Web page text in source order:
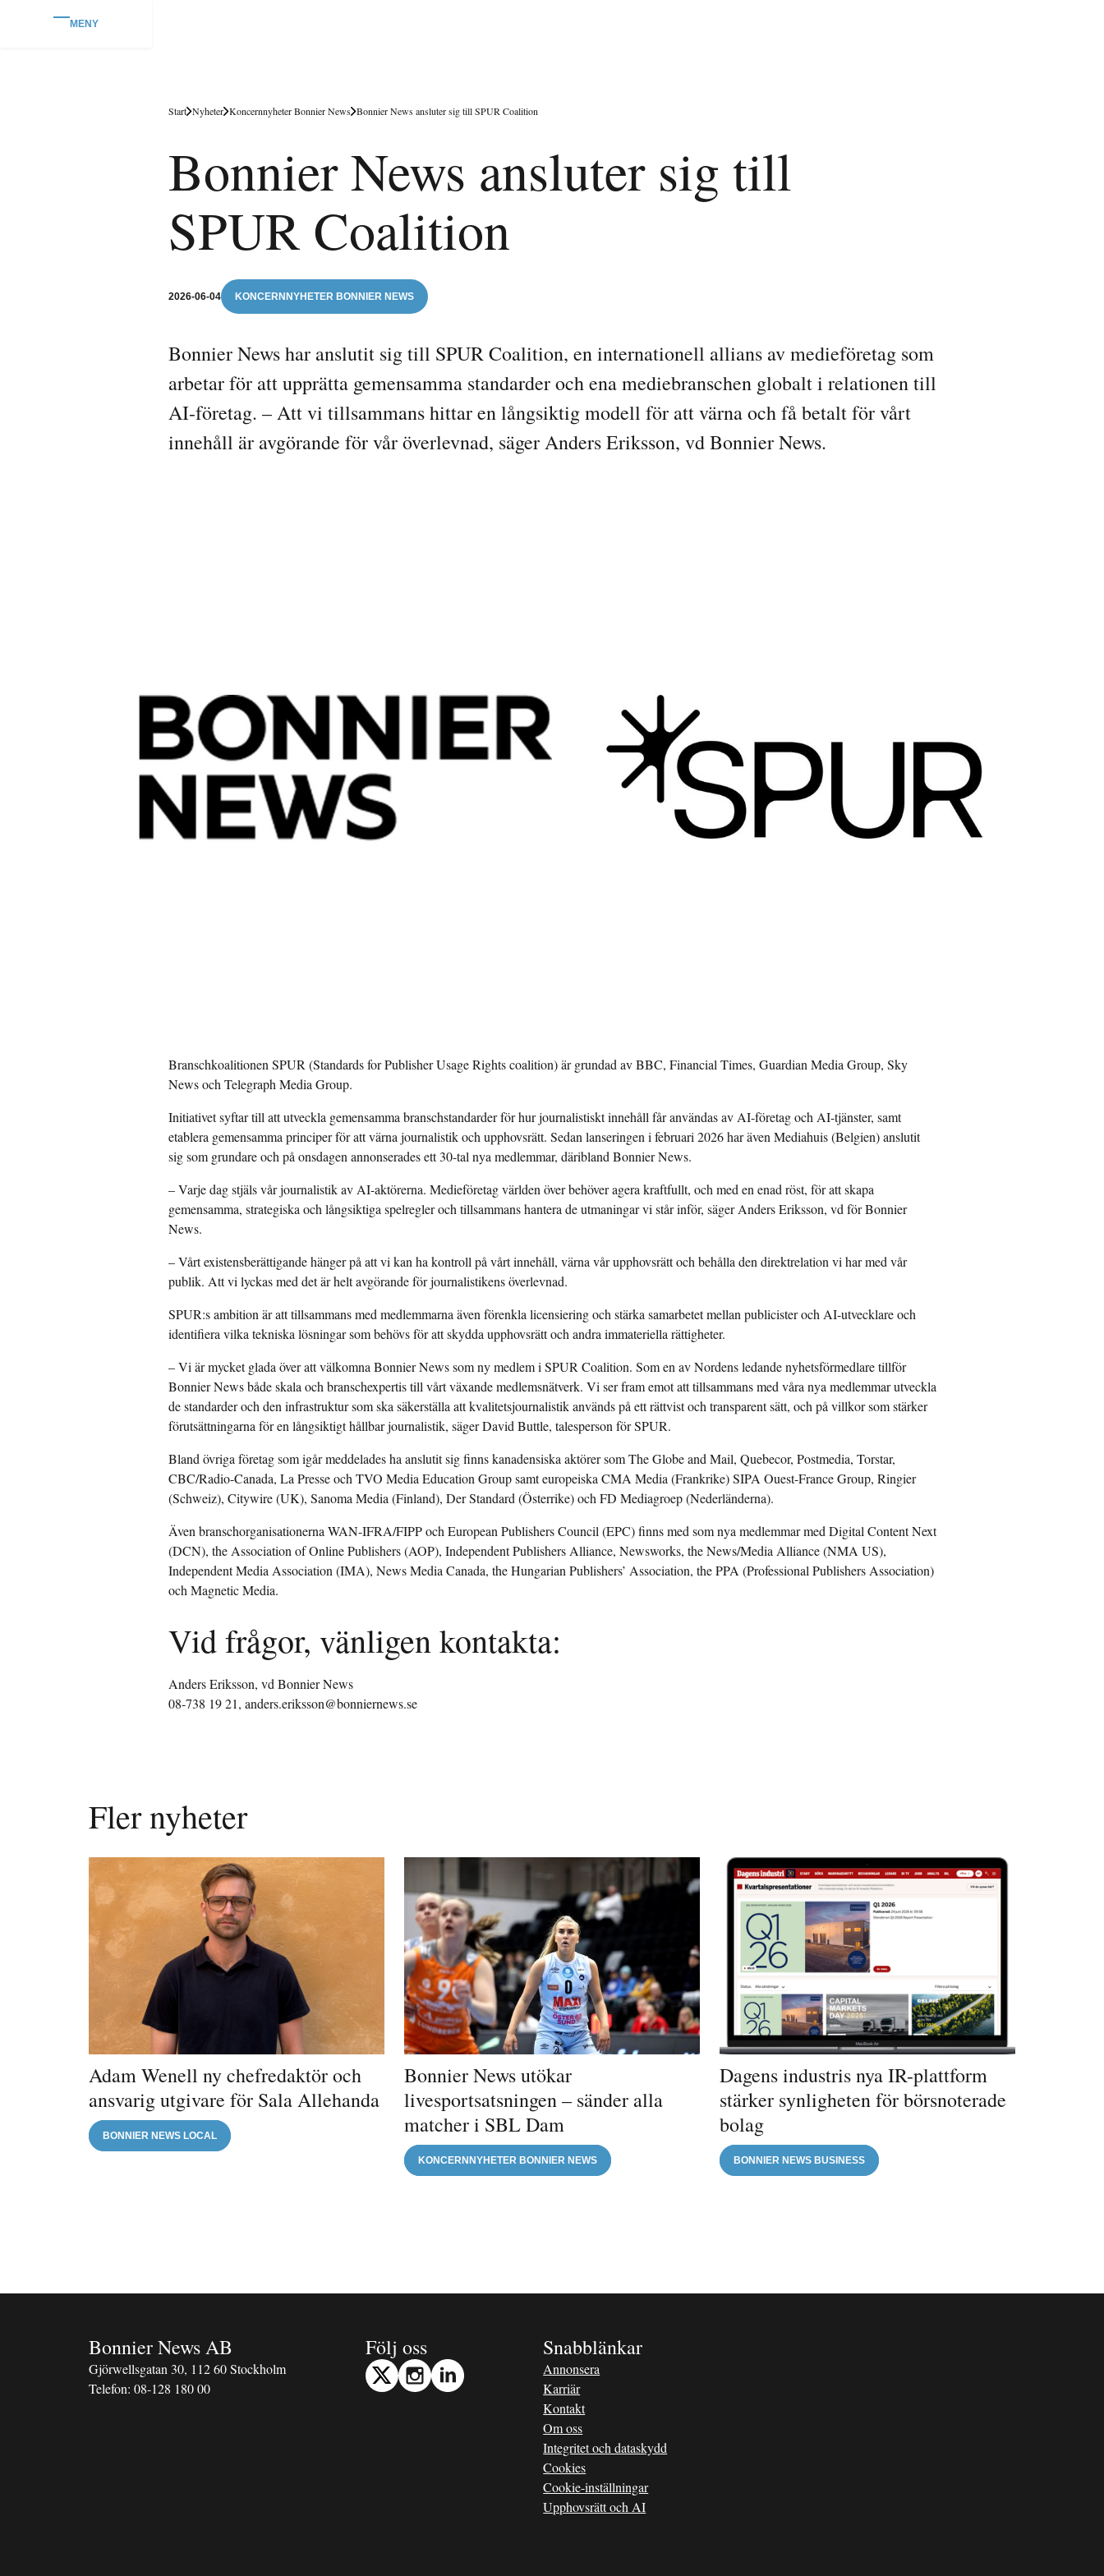
MENY
Start Nyheter Koncernnyheter Bonnier News Bonnier News ansluter sig till SPUR Coalition
Bonnier News ansluter sig till
SPUR Coalition
2026-06-04 KONCERNNYHETER BONNIER NEWS
Bonnier News har anslutit sig till SPUR Coalition, en internationell allians av medieföretag som
arbetar för att upprätta gemensamma standarder och ena mediebranschen globalt i relationen till
AI-företag. – Att vi tillsammans hittar en långsiktig modell för att värna och få betalt för vårt
innehåll är avgörande för vår överlevnad, säger Anders Eriksson, vd Bonnier News.
Branschkoalitionen SPUR (Standards for Publisher Usage Rights coalition) är grundad av BBC, Financial Times, Guardian Media Group, Sky
News och Telegraph Media Group.
Initiativet syftar till att utveckla gemensamma branschstandarder för hur journalistiskt innehåll får användas av AI-företag och AI-tjänster, samt
etablera gemensamma principer för att värna journalistik och upphovsrätt. Sedan lanseringen i februari 2026 har även Mediahuis (Belgien) anslutit
sig som grundare och på onsdagen annonserades ett 30-tal nya medlemmar, däribland Bonnier News.
– Varje dag stjäls vår journalistik av AI-aktörerna. Medieföretag världen över behöver agera kraftfullt, och med en enad röst, för att skapa
gemensamma, strategiska och långsiktiga spelregler och tillsammans hantera de utmaningar vi står inför, säger Anders Eriksson, vd för Bonnier
News.
– Vårt existensberättigande hänger på att vi kan ha kontroll på vårt innehåll, värna vår upphovsrätt och behålla den direktrelation vi har med vår
publik. Att vi lyckas med det är helt avgörande för journalistikens överlevnad.
SPUR:s ambition är att tillsammans med medlemmarna även förenkla licensiering och stärka samarbetet mellan publicister och AI-utvecklare och
identifiera vilka tekniska lösningar som behövs för att skydda upphovsrätt och andra immateriella rättigheter.
– Vi är mycket glada över att välkomna Bonnier News som ny medlem i SPUR Coalition. Som en av Nordens ledande nyhetsförmedlare tillför
Bonnier News både skala och branschexpertis till vårt växande medlemsnätverk. Vi ser fram emot att tillsammans med våra nya medlemmar utveckla
de standarder och den infrastruktur som ska säkerställa att kvalitetsjournalistik används på ett rättvist och transparent sätt, och på villkor som stärker
förutsättningarna för en långsiktigt hållbar journalistik, säger David Buttle, talesperson för SPUR.
Bland övriga företag som igår meddelades ha anslutit sig finns kanadensiska aktörer som The Globe and Mail, Quebecor, Postmedia, Torstar,
CBC/Radio-Canada, La Presse och TVO Media Education Group samt europeiska CMA Media (Frankrike) SIPA Ouest-France Group, Ringier
(Schweiz), Citywire (UK), Sanoma Media (Finland), Der Standard (Österrike) och FD Mediagroep (Nederländerna).
Även branschorganisationerna WAN-IFRA/FIPP och European Publishers Council (EPC) finns med som nya medlemmar med Digital Content Next
(DCN), the Association of Online Publishers (AOP), Independent Publishers Alliance, Newsworks, the News/Media Alliance (NMA US),
Independent Media Association (IMA), News Media Canada, the Hungarian Publishers’ Association, the PPA (Professional Publishers Association)
och Magnetic Media.
Vid frågor, vänligen kontakta:
Anders Eriksson, vd Bonnier News
08-738 19 21, anders.eriksson@bonniernews.se
Fler nyheter
Adam Wenell ny chefredaktör och
ansvarig utgivare för Sala Allehanda
BONNIER NEWS LOCAL
Bonnier News utökar
livesportsatsningen – sänder alla
matcher i SBL Dam
KONCERNNYHETER BONNIER NEWS
Dagens industris nya IR-plattform
stärker synligheten för börsnoterade
bolag
BONNIER NEWS BUSINESS
Bonnier News AB
Gjörwellsgatan 30, 112 60 Stockholm
Telefon: 08-128 180 00
Följ oss Snabblänkar
Annonsera
Karriär
Kontakt
Om oss
Integritet och dataskydd
Cookies
Cookie-inställningar
Upphovsrätt och AI